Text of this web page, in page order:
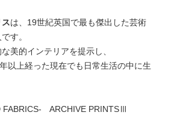
は、19世紀英国で最も傑出した芸術
す。
美的インテリアを提示し、
以上経った現在でも日常生活の中に生
FABRICS- ARCHIVE PRINTSⅢ